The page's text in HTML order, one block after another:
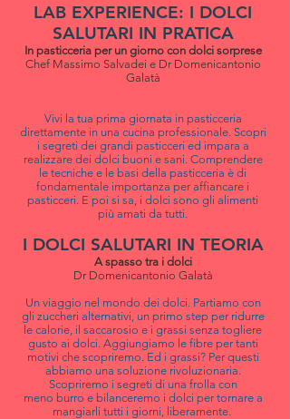
LAB EXPERIENCE: I DOLCI
SALUTARI IN PRATICA
In pasticceria per un giorno con dolci sorprese
Chef Massimo Salvadei e Dr Domenicantonio
Galatà
Vivi la tua prima giornata in pasticceria
direttamente in una cucina professionale. Scopri
i segreti dei grandi pasticceri ed impara a
realizzare dei dolci buoni e sani. Comprendere
le tecniche e le basi della pasticceria è di
fondamentale importanza per affiancare i
pasticceri. E poi si sa, i dolci sono gli alimenti
più amati da tutti.
I DOLCI SALUTARI IN TEORIA
A spasso tra i dolci
Dr Domenicantonio Galatà
Un viaggio nel mondo dei dolci. Partiamo con
gli zuccheri alternativi, un primo step per ridurre
le calorie, il saccarosio e i grassi senza togliere
gusto ai dolci. Aggiungiamo le fibre per tanti
motivi che scopriremo. Ed i grassi? Per questi
abbiamo una soluzione rivoluzionaria.
Scopriremo i segreti di una frolla con
meno burro e bilanceremo i dolci per tornare a
mangiarli tutti i giorni, liberamente.